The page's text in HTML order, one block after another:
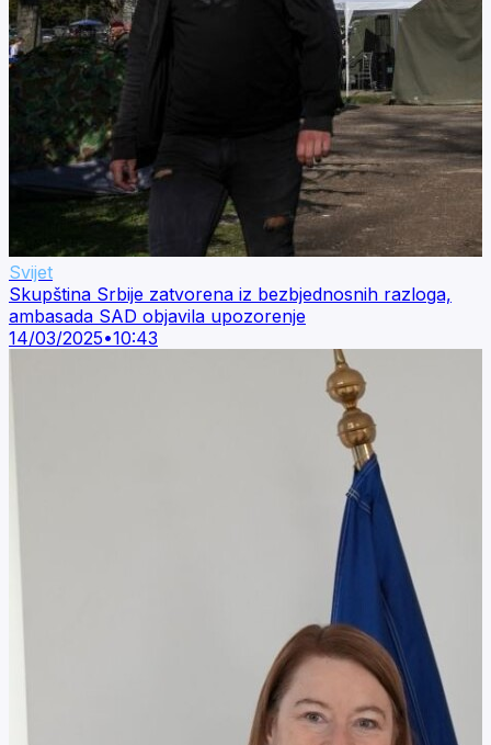
Svijet
Skupština Srbije zatvorena iz bezbjednosnih razloga,
ambasada SAD objavila upozorenje
14/03/2025•10:43